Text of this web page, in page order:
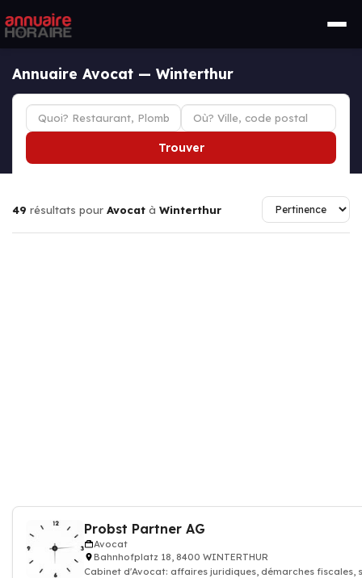
Annuaire Avocat — Winterthur
Trouver
49 résultats pour Avocat à Winterthur
Probst Partner AG
Avocat
Bahnhofplatz 18, 8400 WINTERTHUR
Cabinet d'Avocat: affaires juridiques, démarches fiscales,